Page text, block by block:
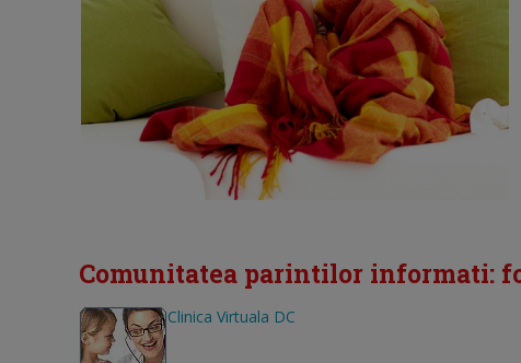
Comunitatea parintilor informati:
Clinica Virtuala DC